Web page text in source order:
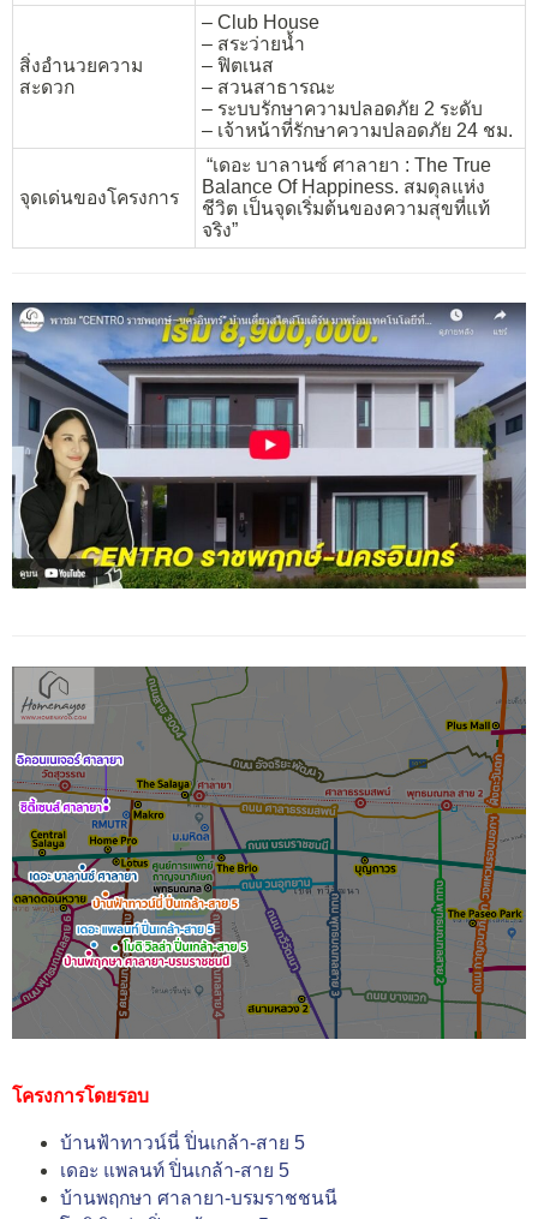
สิ่งอำนวยความ
สะดวก
– Club House
– สระว่ายน้ำ
– ฟิตเนส
– สวนสาธารณะ
– ระบบรักษาความปลอดภัย 2 ระดับ
– เจ้าหน้าที่รักษาความปลอดภัย 24 ชม.
จุดเด่นของโครงการ
“เดอะ บาลานซ์ ศาลายา : The True
Balance Of Happiness. สมดุลแห่ง
ชีวิต เป็นจุดเริ่มต้นของความสุขที่แท้
จริง”
โครงการโดยรอบ
บ้านฟ้าทาวน์นี่ ปิ่นเกล้า-สาย 5
เดอะ แพลนท์ ปิ่นเกล้า-สาย 5
บ้านพฤกษา ศาลายา-บรมราชชนนี